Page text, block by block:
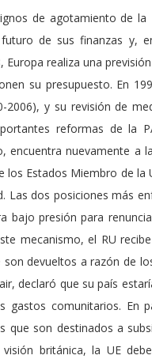
de agotamiento de
de sus finanzas y,
Europa realiza una
su presupuesto. En
2006), y su revisión de
reformas de la
encuentra nuevamente a
los Estados Miembro de
Las dos posiciones más
bajo presión para
mecanismo, el RU
devueltos a razón de
declaró que su país
comunitarios. En
que son destinados a
británica, la UE